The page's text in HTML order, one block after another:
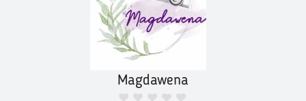
Magdawena